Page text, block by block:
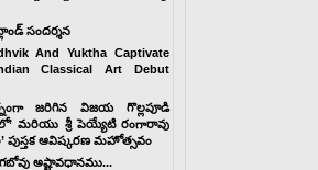
సందర్శన
And Yuktha Captivate
Classical Art Debut
జరిగిన విజయ గొల్లపూడి
మరియు శ్రీ పెయ్యేటి రంగారావు
పుస్తక ఆవిష్కరణ మహోత్సవం
అష్టావధానము...